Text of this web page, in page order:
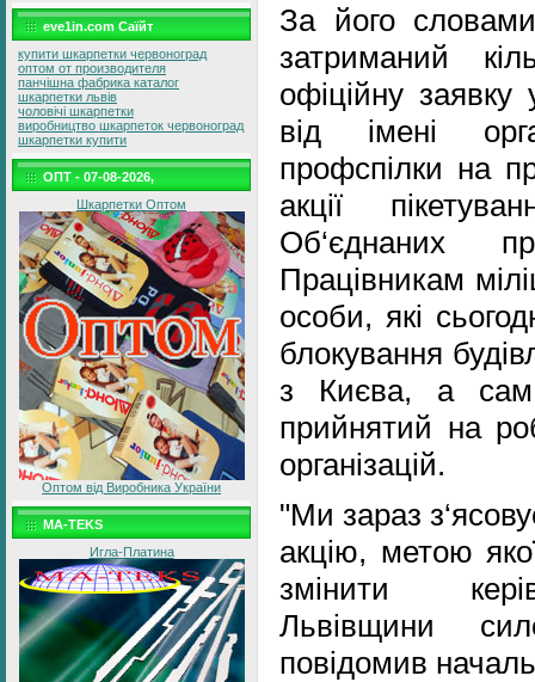
eve1in.com Саїйт
купити шкарпетки червоноград
оптом от производителя
панчішна фабрика каталог
шкарпетки львів
чоловічі шкарпетки
виробництво шкарпеток червоноград
шкарпетки купити
ОПТ - 07-08-2026,
Шкарпетки Оптом
Оптом від Виробника України
MA-TEKS
Игла-Платина
За його
затриманий
офіційну заявку
від імені
профспілки на
акції
Об‘єднаних
Працівникам
особи, які
блокування
з Києва, а
прийнятий на
організацій.
"Ми зараз
акцію, метою
змінити
Львівщини
повідомив